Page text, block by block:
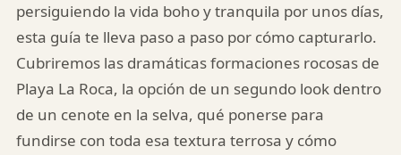
persiguiendo la vida boho y tranquila por unos días,
esta guía te lleva paso a paso por cómo capturarlo.
Cubriremos las dramáticas formaciones rocosas de
Playa La Roca, la opción de un segundo look dentro
de un cenote en la selva, qué ponerse para
fundirse con toda esa textura terrosa y cómo